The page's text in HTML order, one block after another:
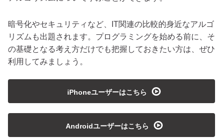
暗号化やセキュリティなど、IT関連の比較的身近なアルゴ
リズムも出題されます。プログラミングを始める前に、そ
の基礎となる考え方だけでも把握しておきたい方は、ぜひ
利用してみましょう。
iPhoneユーザーはこちら playmedia
Androidユーザーはこちら playmedia